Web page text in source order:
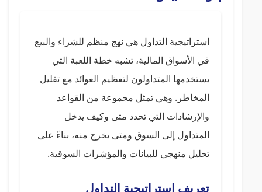
استراتيجية التداول هي نهج منظم للشراء والبيع
في الأسواق المالية، تشبه خطة اللعبة التي
يستخدمها المتداولون لتعظيم العوائد مع تقليل
المخاطر. وهي تمثل مجموعة من القواعد
والإرشادات التي تحدد متى وكيف يدخل
المتداول إلى السوق ومتى يخرج منه، بناءً على
تحليل منهجي للبيانات والمؤشرات السوقية.
تعريف استراتيجية التداول